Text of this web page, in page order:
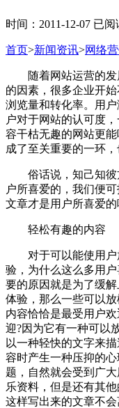
时间：2011-12-07 已阅
首页>新闻资讯>网络
随着网站运营的发
的因素，很多企业开
浏览量和转化率。用
户对于网站的认可度
容干枯无趣的网站更
成了至关重要的一环
俗话说，知己知彼
户所喜爱的，我们便
文章才是用户所喜爱的
轻松有趣的内容
对于可以能使用户
验，为什么这么多用
要的原因就是为了缓
体验，那么一些可以
内容恰恰是最受用户
迎?因为它有一种可以
以一种轻快的文字来
容时产生一种压抑的
题，自然就会受到广
乐资料，但是还有其
这样写出来的文章不